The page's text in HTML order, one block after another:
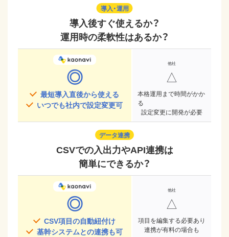
導入・運用
導入後すぐ使えるか？
運用時の柔軟性はあるか？
◎
最短導入直後から使える
いつでも社内で設定変更可
△
本格運用まで時間がかか
る
設定変更に開発が必要
データ連携
CSVでの入出力やAPI連携は
簡単にできるか？
◎
CSV項目の自動紐付け
基幹システムとの連携も可
△
項目を編集する必要あり
連携が有料の場合も